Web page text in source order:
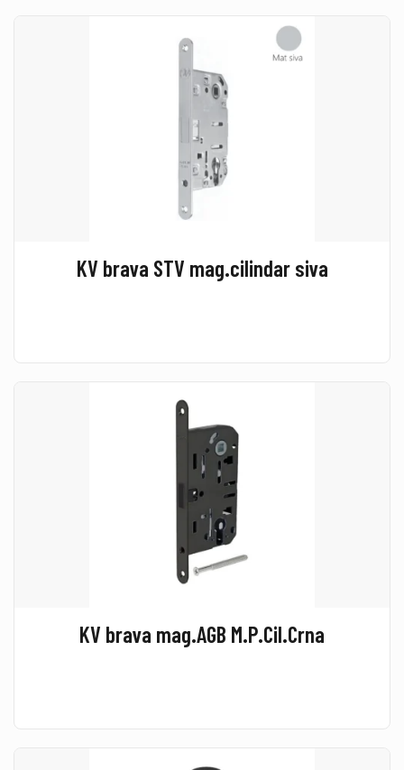
KV brava STV mag.cilindar siva
KV brava mag.AGB M.P.Cil.Crna